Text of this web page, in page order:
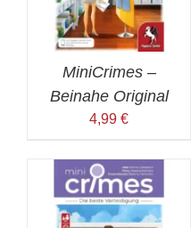
MiniCrimes –
Beinahe Original
4,99 €